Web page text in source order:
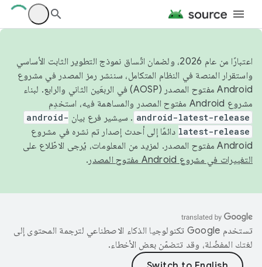
اعتبارًا من عام 2026، ولضمان اتّساق نموذج التطوير الثابت الأساسي
واستقرار المنصة في النظام المتكامل، سننشر رمز المصدر في مشروع
Android مفتوح المصدر (AOSP) في الربعَين الثاني والرابع. لبناء
مشروع Android مفتوح المصدر والمساهمة فيه، استخدِم
android-latest-release . سيشير فرع بيان android-
latest-release دائمًا إلى أحدث إصدار تم نشره في مشروع
Android مفتوح المصدر. لمزيد من المعلومات، يُرجى الاطّلاع على
التغييرات في مشروع Android مفتوح المصدر
.
تستخدم Google تكنولوجيا الذكاء الاصطناعي لترجمة المحتوى إلى
لغتك المفضّلة، وقد تتضمّن بعض الأخطاء.